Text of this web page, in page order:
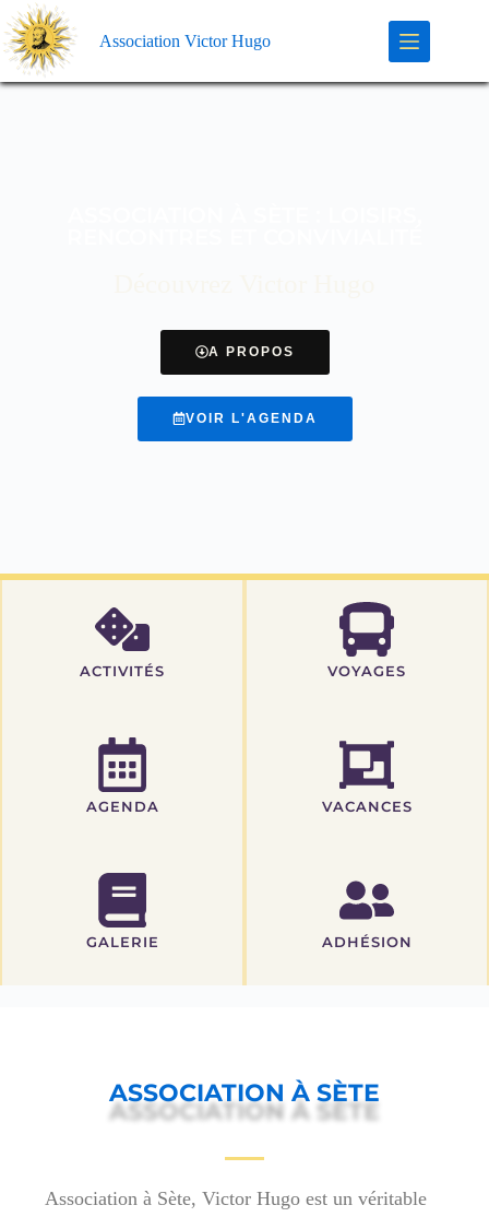
Association Victor Hugo
A PROPOS
VOIR L'AGENDA
ACTIVITÉS VOYAGES
AGENDA VACANCES
GALERIE ADHÉSION
ASSOCIATION À SÈTE
Association à Sète, Victor Hugo est un véritable